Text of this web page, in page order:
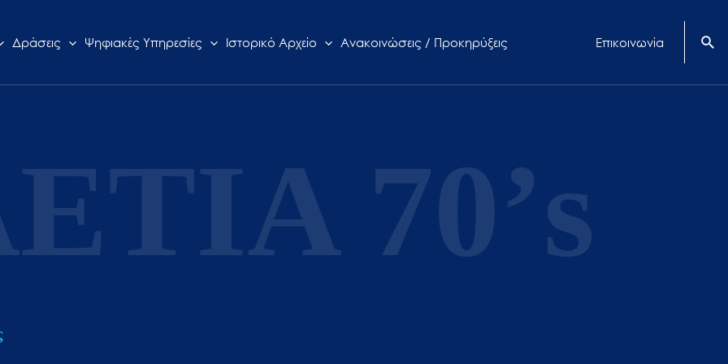
Δράσεις Ψηφιακές Υπηρεσίες Ιστορικό Αρχείο Ανακοινώσεις / Προκηρύξεις Επικοινωνία
70’s